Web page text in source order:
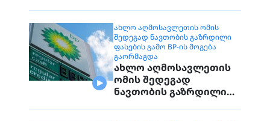
ᲐᲮᲚᲝ ᲐᲦᲛᲝᲡᲐᲕᲚᲔᲗᲘᲡ ᲝᲛᲘᲡ
ᲨᲔᲓᲔᲒᲐᲓ ᲜᲐᲕᲗᲝᲑᲘᲡ ᲒᲐᲖᲠᲓᲘᲚᲘ
ᲤᲐᲡᲔᲑᲘᲡ ᲒᲐᲛᲝ BP-ᲘᲡ ᲛᲝᲒᲔᲑᲐ
ᲒᲐᲝᲠᲛᲐᲒᲓᲐ
ახლო აღმოსავლეთის
ომის შედეგად
ნავთობის გაზრდილი